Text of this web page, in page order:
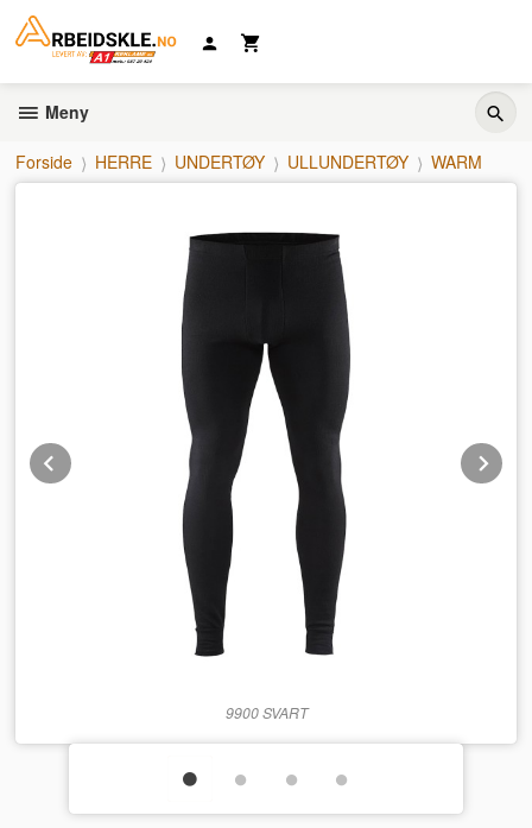
innholdet
Meny
Forside HERRE UNDERTØY ULLUNDERTØY WARM
9900 SVART
Prev